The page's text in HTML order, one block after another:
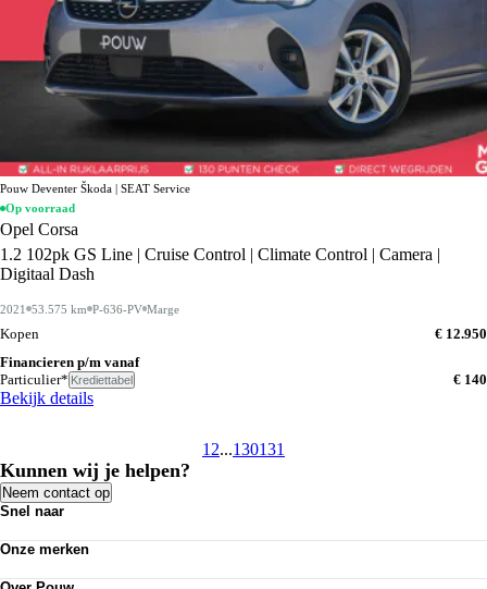
Pouw Deventer Škoda | SEAT Service
Op voorraad
Opel Corsa
1.2 102pk GS Line | Cruise Control | Climate Control | Camera |
Digitaal Dash
2021 53.575 km P-636-PV Marge
Kopen
€ 12.950
Financieren p/m vanaf
Particulier* Krediettabel € 140
Bekijk details
1 2...130131
Kunnen wij je helpen?
Neem contact op
Snel naar
Bedrijfswagens
Nieuws
Onze merken